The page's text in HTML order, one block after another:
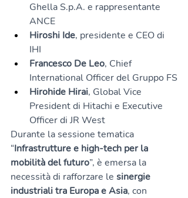
Ghella S.p.A. e rappresentante
ANCE
Hiroshi Ide, presidente e CEO di
IHI
Francesco De Leo, Chief
International Officer del Gruppo FS
Hirohide Hirai, Global Vice
President di Hitachi e Executive
Officer di JR West
Durante la sessione tematica
“Infrastrutture e high-tech per la
mobilità del futuro”, è emersa la
necessità di rafforzare le sinergie
industriali tra Europa e Asia, con